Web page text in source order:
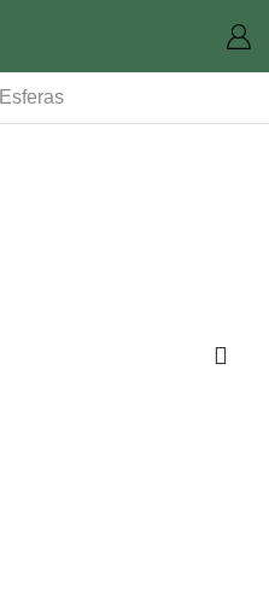
Esferas